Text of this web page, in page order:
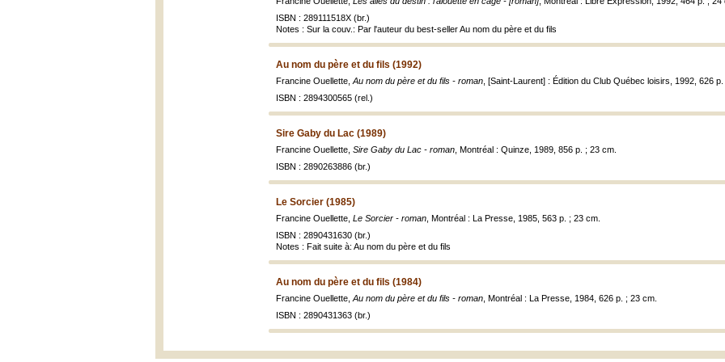
ISBN : 289111518X (br.)
Notes : Sur la couv.: Par l'auteur du best-seller Au nom du père et du fils
Au nom du père et du fils (1992)
Francine Ouellette, Au nom du père et du fils - roman , [Saint-Laurent] : Édition du Club Québec loisirs, 1992, 626 p.
ISBN : 2894300565 (rel.)
Sire Gaby du Lac (1989)
Francine Ouellette, Sire Gaby du Lac - roman , Montréal : Quinze, 1989, 856 p. ; 23 cm.
ISBN : 2890263886 (br.)
Le Sorcier (1985)
Francine Ouellette, Le Sorcier - roman , Montréal : La Presse, 1985, 563 p. ; 23 cm.
ISBN : 2890431630 (br.)
Notes : Fait suite à: Au nom du père et du fils
Au nom du père et du fils (1984)
Francine Ouellette, Au nom du père et du fils - roman , Montréal : La Presse, 1984, 626 p. ; 23 cm.
ISBN : 2890431363 (br.)